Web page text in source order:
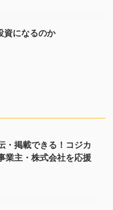
資になるのか
・掲載できる！コジカ
業主・株式会社を応援